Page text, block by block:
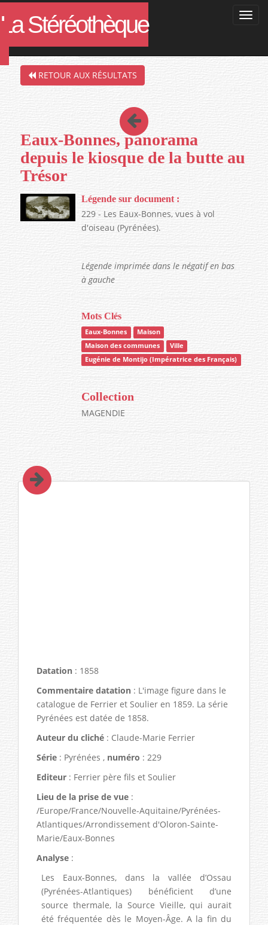
La Stéréothèque
Filtres de la recherche en cours :
RETOUR AUX RÉSULTATS
Eaux-Bonnes, panorama
depuis le kiosque de la butte au
Trésor
Légende sur document :
229 - Les Eaux-Bonnes, vues à vol
d'oiseau (Pyrénées).
Légende imprimée dans le négatif en bas
à gauche
Mots Clés
Eaux-Bonnes
Maison
Maison des communes
Ville
Eugénie de Montijo (Impératrice des Français)
Collection
MAGENDIE
Datation : 1858
Commentaire datation : L'image figure dans le
catalogue de Ferrier et Soulier en 1859. La série
Pyrénées est datée de 1858.
Auteur du cliché : Claude-Marie Ferrier
Série : Pyrénées , numéro : 229
Editeur : Ferrier père fils et Soulier
Lieu de la prise de vue :
/Europe/France/Nouvelle-Aquitaine/Pyrénées-
Atlantiques/Arrondissement d'Oloron-Sainte-
Marie/Eaux-Bonnes
Analyse :
Les Eaux-Bonnes, dans la vallée d’Ossau
(Pyrénées-Atlantiques) bénéficient d’une
source thermale, la Source Vieille, qui aurait
été fréquentée dès le Moyen-Âge. A la fin du